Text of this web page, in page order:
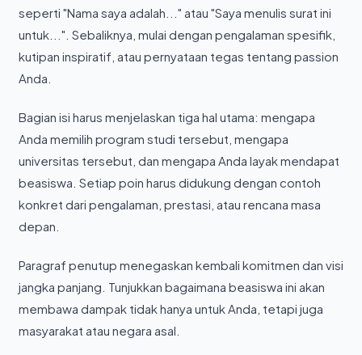
seperti "Nama saya adalah..." atau "Saya menulis surat ini
untuk...". Sebaliknya, mulai dengan pengalaman spesifik,
kutipan inspiratif, atau pernyataan tegas tentang passion
Anda.
Bagian isi harus menjelaskan tiga hal utama: mengapa
Anda memilih program studi tersebut, mengapa
universitas tersebut, dan mengapa Anda layak mendapat
beasiswa. Setiap poin harus didukung dengan contoh
konkret dari pengalaman, prestasi, atau rencana masa
depan.
Paragraf penutup menegaskan kembali komitmen dan visi
jangka panjang. Tunjukkan bagaimana beasiswa ini akan
membawa dampak tidak hanya untuk Anda, tetapi juga
masyarakat atau negara asal.